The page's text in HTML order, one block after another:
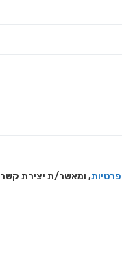
, ומאשר/ת יצירת